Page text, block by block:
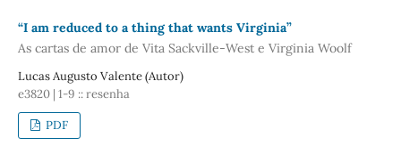
“I am reduced to a thing that wants Virginia”
As cartas de amor de Vita Sackville-West e Virginia Woolf
Lucas Augusto Valente (Autor)
e3820 | 1-9 :: resenha
PDF